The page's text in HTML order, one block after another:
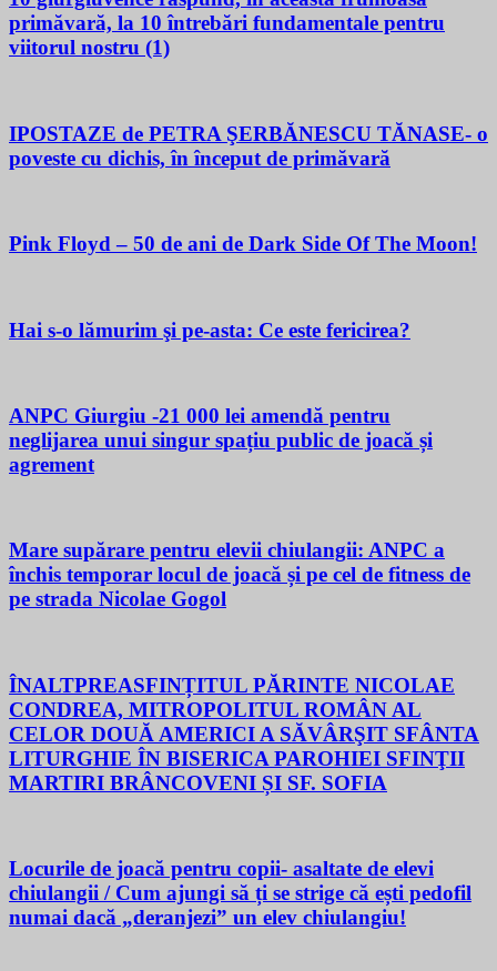
primăvară, la 10 întrebări fundamentale pentru
viitorul nostru (1)
IPOSTAZE de PETRA ŞERBĂNESCU TĂNASE- o
poveste cu dichis, în început de primăvară
Pink Floyd – 50 de ani de Dark Side Of The Moon!
Hai s-o lămurim şi pe-asta: Ce este fericirea?
ANPC Giurgiu -21 000 lei amendă pentru
neglijarea unui singur spațiu public de joacă și
agrement
Mare supărare pentru elevii chiulangii: ANPC a
închis temporar locul de joacă și pe cel de fitness de
pe strada Nicolae Gogol
ÎNALTPREASFINȚITUL PĂRINTE NICOLAE
CONDREA, MITROPOLITUL ROMÂN AL
CELOR DOUĂ AMERICI A SĂVÂRŞIT SFÂNTA
LITURGHIE ÎN BISERICA PAROHIEI SFINŢII
MARTIRI BRÂNCOVENI ȘI SF. SOFIA
Locurile de joacă pentru copii- asaltate de elevi
chiulangii / Cum ajungi să ți se strige că ești pedofil
numai dacă „deranjezi” un elev chiulangiu!